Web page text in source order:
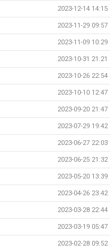
2023-12-14 14:15
2023-11-29 09:57
2023-11-09 10:29
2023-10-31 21:21
2023-10-26 22:54
2023-10-10 12:47
2023-09-20 21:47
2023-07-29 19:42
2023-06-27 22:03
2023-06-25 21:32
2023-05-20 13:39
2023-04-26 23:42
2023-03-28 22:44
2023-03-19 05:47
2023-02-28 09:52